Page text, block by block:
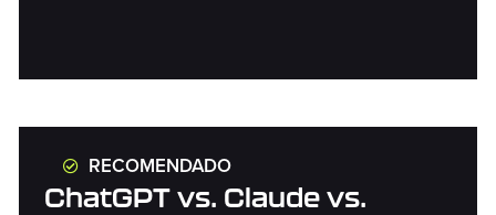
RECOMENDADO
ChatGPT vs. Claude vs.